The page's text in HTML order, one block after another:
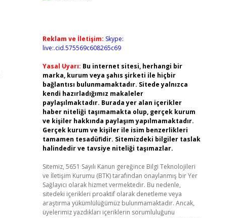
Reklam ve İletişim: Skype:
live:.cid.575569c608265c69
Yasal Uyarı: Bu internet sitesi, herhangi bir
marka, kurum veya şahıs şirketi ile hiçbir
bağlantısı bulunmamaktadır. Sitede yalnızca
kendi hazırladığımız makaleler
paylaşılmaktadır. Burada yer alan içerikler
haber niteliği taşımamakta olup, gerçek kurum
ve kişiler hakkında paylaşım yapılmamaktadır.
Gerçek kurum ve kişiler ile isim benzerlikleri
tamamen tesadüfidir. Sitemizdeki bilgiler taslak
halindedir ve tavsiye niteliği taşımazlar.
Sitemiz, 5651 Sayılı Kanun gereğince Bilgi Teknolojileri
ve İletişim Kurumu (BTK) tarafından onaylanmış bir Yer
Sağlayıcı olarak hizmet vermektedir. Bu nedenle,
sitedeki içerikleri proaktif olarak denetleme veya
araştırma yükümlülüğümüz bulunmamaktadır. Ancak,
üyelerimiz yazdıkları içeriklerin sorumluluğunu